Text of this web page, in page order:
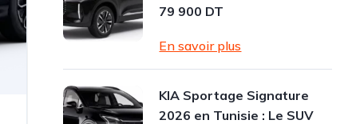
79 900 DT
En savoir plus
KIA Sportage Signature
2026 en Tunisie : Le SUV